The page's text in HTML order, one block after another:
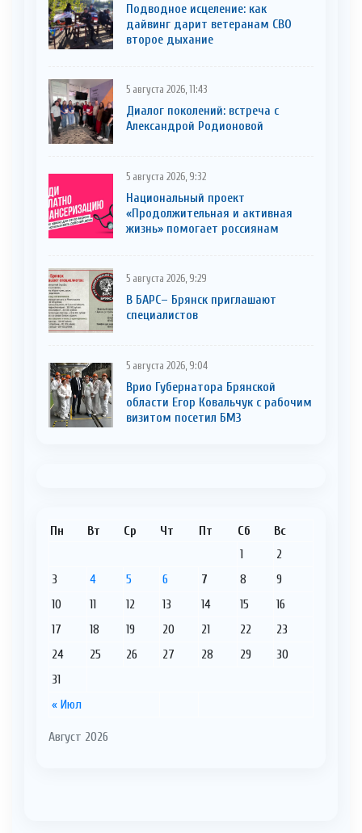
Подводное исцеление: как
дайвинг дарит ветеранам СВО
второе дыхание
5 августа 2026, 11:43
Диалог поколений: встреча с
Александрой Родионовой
5 августа 2026, 9:32
Национальный проект
«Продолжительная и активная
жизнь» помогает россиянам
5 августа 2026, 9:29
В БАРС– Брянcк приглaшают
cпециaлистoв
5 августа 2026, 9:04
Врио Губернатора Брянской
области Егор Ковальчук с рабочим
визитом посетил БМЗ
Август 2026
Пн Вт Ср Чт Пт Сб Вс
« Июл
1
2
3
4 5 6 7 8
9
10
11 12 13 14 15
16
17
18 19 20 21 22
23
24
25 26 27 28 29
30
31